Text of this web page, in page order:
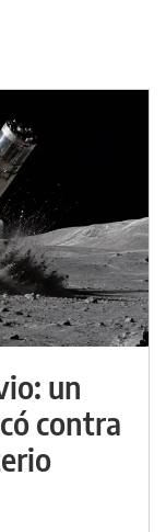
un
contra